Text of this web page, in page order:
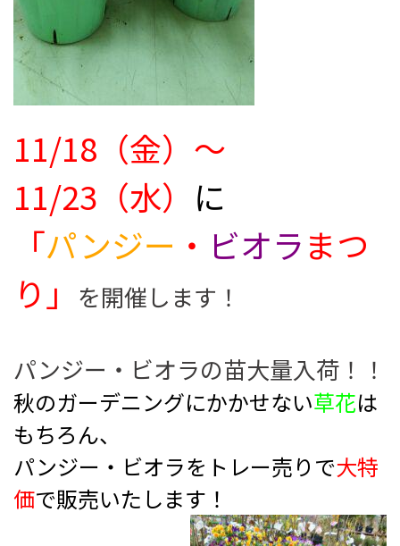
11/18（金）～
11/23（水） に
「パンジー ・ ビオラまつ
り」
を開催します！
パンジー・ビオラの苗大量入荷！！
秋のガーデニングにかかせない草花は
もちろん、
パンジー・ビオラをトレー売りで大特
価で販売いたします！